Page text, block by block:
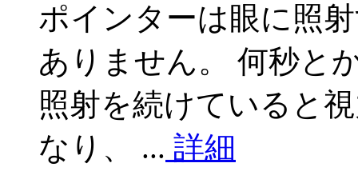
ポインターは眼に照
ありません。 何秒と
照射を続けていると
なり、 ... 詳細